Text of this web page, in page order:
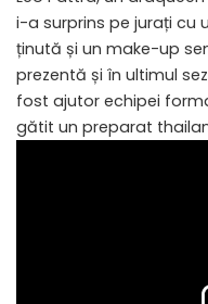
i-a surprins pe jurați cu
ținută și un make-up
prezentă și în ultimul
fost ajutor echipei
gătit un preparat